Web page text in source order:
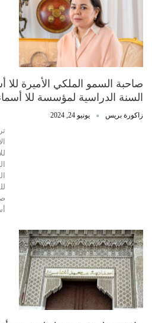
صاحبة السمو الملكي الأميرة
السنة الدراسية لمؤسسة للا
زاكورة بريس يونيو 24, 2024